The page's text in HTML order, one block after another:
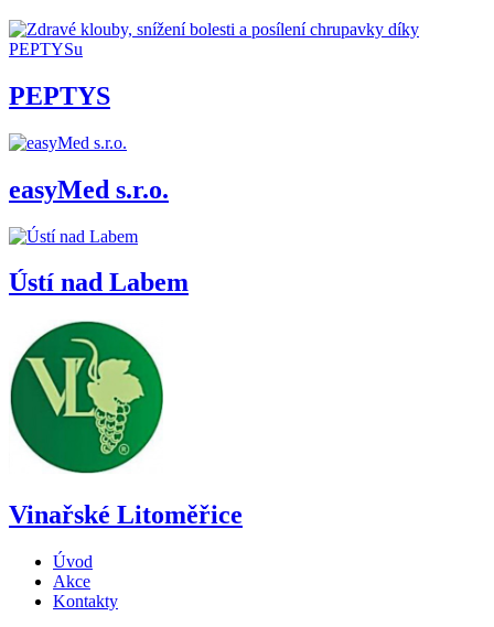
PEPTYS
easyMed s.r.o.
Ústí nad Labem
Vinařské Litoměřice
Úvod
Akce
Kontakty